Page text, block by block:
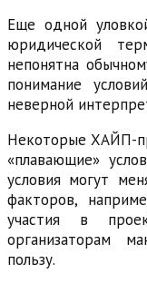
Еще одной
юридической
непонятна
понимание
неверной
Некоторые ХАЙП-
«плавающие»
условия могут
факторов,
участия в
организаторам
пользу.